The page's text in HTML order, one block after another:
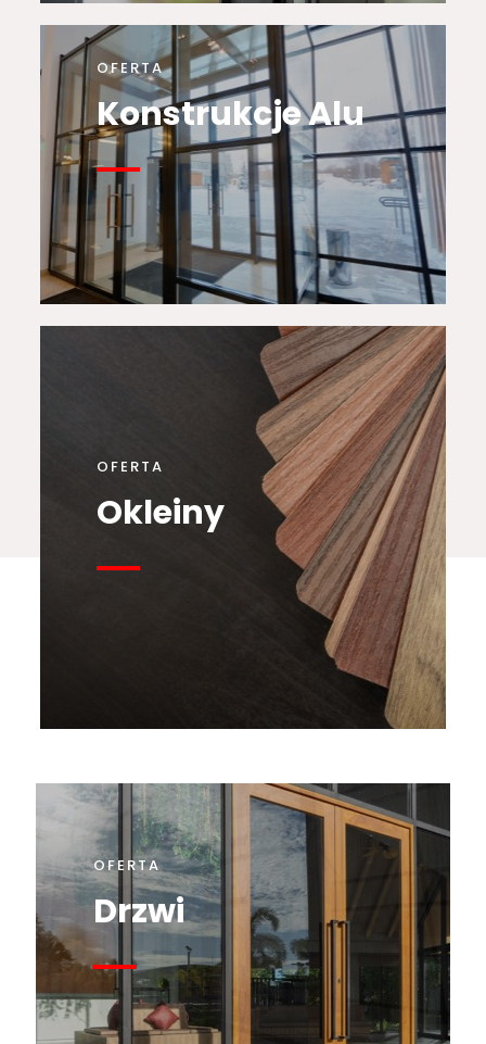
OFERTA
Konstrukcje Alu
OFERTA
Okleiny
OFERTA
Drzwi